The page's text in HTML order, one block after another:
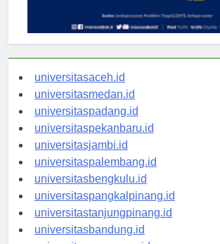
universitasaceh.id
universitasmedan.id
universitaspadang.id
universitaspekanbaru.id
universitasjambi.id
universitaspalembang.id
universitasbengkulu.id
universitaspangkalpinang.id
universitastanjungpinang.id